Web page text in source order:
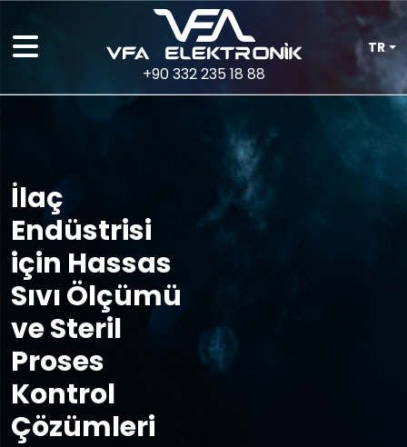
+90 332 235 18 88
TR
İlaç
Endüstrisi
için Hassas
Sıvı Ölçümü
ve Steril
Proses
Kontrol
Çözümleri